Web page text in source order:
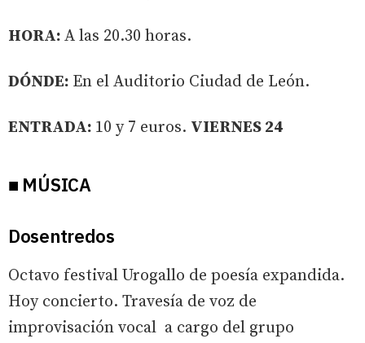
HORA: A las 20.30 horas.
DÓNDE: En el Auditorio Ciudad de León.
ENTRADA: 10 y 7 euros. VIERNES 24
■ MÚSICA
Dosentredos
Octavo festival Urogallo de poesía expandida.
Hoy concierto. Travesía de voz de
improvisación vocal a cargo del grupo